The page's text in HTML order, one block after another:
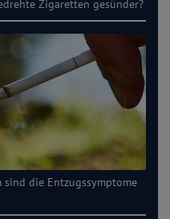
Zigaretten gesünder?
die Entzugssymptome